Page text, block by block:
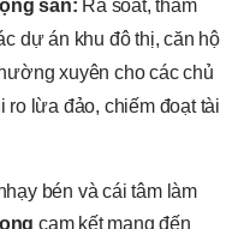
sản: Rà soát, thẩm
dự án khu đô thị, căn hộ
xuyên cho các chủ
ro lừa đảo, chiếm đoạt tài
bén và cái tâm làm
cam kết mang đến